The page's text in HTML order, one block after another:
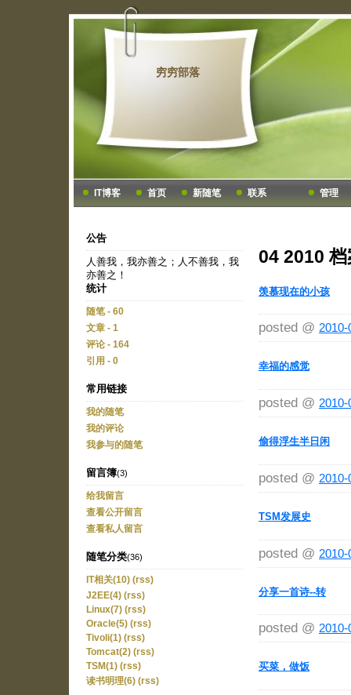
穷穷部落
IT博客 首页 新随笔 联系 管理
公告
人善我，我亦善之；人不善我，我
亦善之！
统计
随笔 - 60
文章 - 1
评论 - 164
引用 - 0
常用链接
我的随笔
我的评论
我参与的随笔
留言簿(3)
给我留言
查看公开留言
查看私人留言
随笔分类(36)
IT相关(10) (rss)
J2EE(4) (rss)
Linux(7) (rss)
Oracle(5) (rss)
Tivoli(1) (rss)
Tomcat(2) (rss)
TSM(1) (rss)
读书明理(6) (rss)
04 2010 档
羡慕现在的小孩
posted @ 2010-
幸福的感觉
posted @ 2010-
偷得浮生半日闲
posted @ 2010-
TSM发展史
posted @ 2010-
分享一首诗--转
posted @ 2010-
买菜，做饭